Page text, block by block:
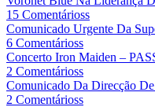
15 Comentárioss
Comunicado Urgente Da
6 Comentárioss
Concerto Iron Maiden –
2 Comentárioss
Comunicado Da Direcção
2 Comentárioss